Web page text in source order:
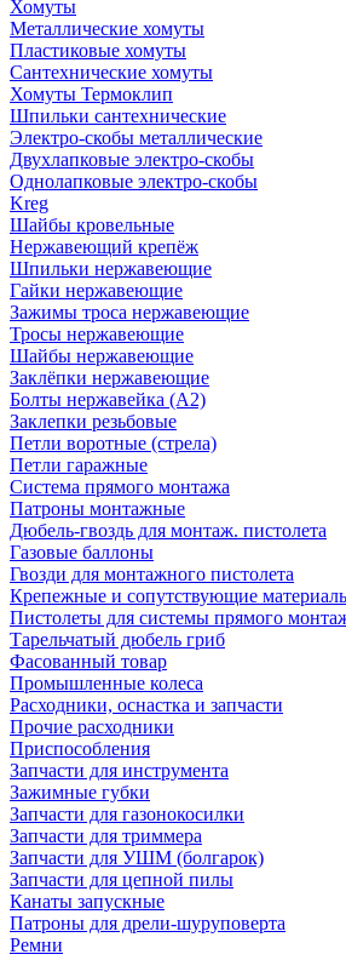
Хомуты
Металлические хомуты
Пластиковые хомуты
Сантехнические хомуты
Хомуты Термоклип
Шпильки сантехнические
Электро-скобы металлические
Двухлапковые электро-скобы
Однолапковые электро-скобы
Kreg
Шайбы кровельные
Нержавеющий крепёж
Шпильки нержавеющие
Гайки нержавеющие
Зажимы троса нержавеющие
Тросы нержавеющие
Шайбы нержавеющие
Заклёпки нержавеющие
Болты нержавейка (А2)
Заклепки резьбовые
Петли воротные (стрела)
Петли гаражные
Система прямого монтажа
Патроны монтажные
Дюбель-гвоздь для монтаж. пистолета
Газовые баллоны
Гвозди для монтажного пистолета
Крепежные и сопутствующие
Пистолеты для системы прямого
Тарельчатый дюбель гриб
Фасованный товар
Промышленные колеса
Расходники, оснастка и запчасти
Прочие расходники
Приспособления
Запчасти для инструмента
Зажимные губки
Запчасти для газонокосилки
Запчасти для триммера
Запчасти для УШМ (болгарок)
Запчасти для цепной пилы
Канаты запускные
Патроны для дрели-шуруповерта
Ремни